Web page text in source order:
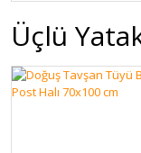
Üçlü